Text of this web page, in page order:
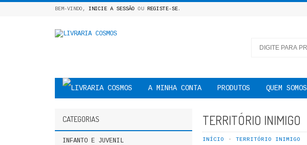
BEM-VINDO, INICIE A SESSÃO OU REGISTE-SE.
A MINHA CONTA PRODUTOS QUEM SOMOS
CATEGORIAS
INFANTO E JUVENIL
TERRITÓRIO INIMIGO
INÍCIO
TERRITÓRIO INIMIGO